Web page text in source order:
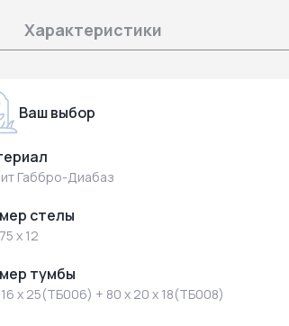
Характеристики
Ваш выбор
Габбро-Диабаз
стелы
x 12
тумбы
x 25(ТБ006) + 80 x 20 x 18(ТБ008)